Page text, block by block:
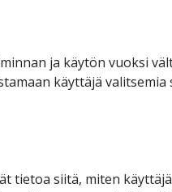
ja käytön vuoksi
käyttäjä valitsemia
tietoa siitä, miten